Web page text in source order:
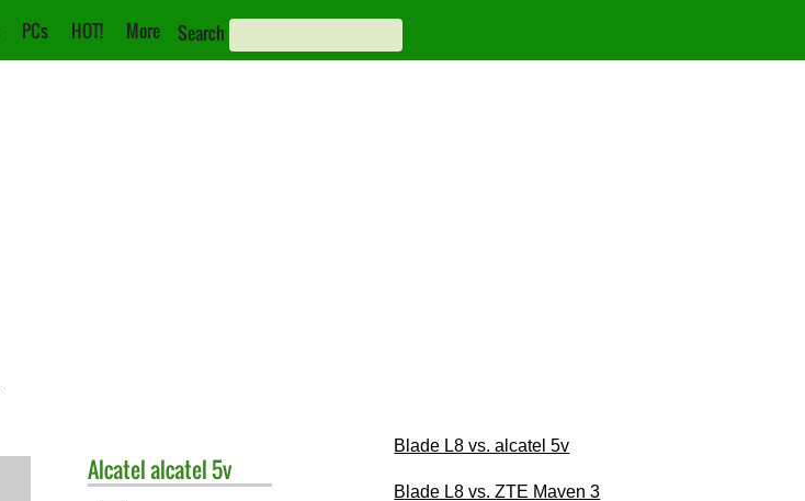
PCs HOT! More Search
Alcatelalcatel 5v
Blade L8 vs. alcatel 5v
Blade L8 vs. ZTE Maven 3